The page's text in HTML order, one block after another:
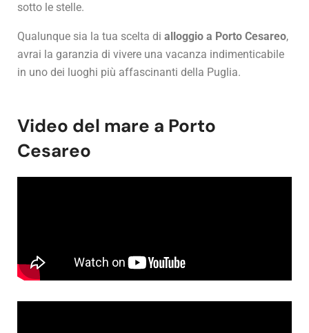
sotto le stelle.
Qualunque sia la tua scelta di alloggio a Porto Cesareo,
avrai la garanzia di vivere una vacanza indimenticabile
in uno dei luoghi più affascinanti della Puglia.
Video del mare a ​​Porto
Cesareo